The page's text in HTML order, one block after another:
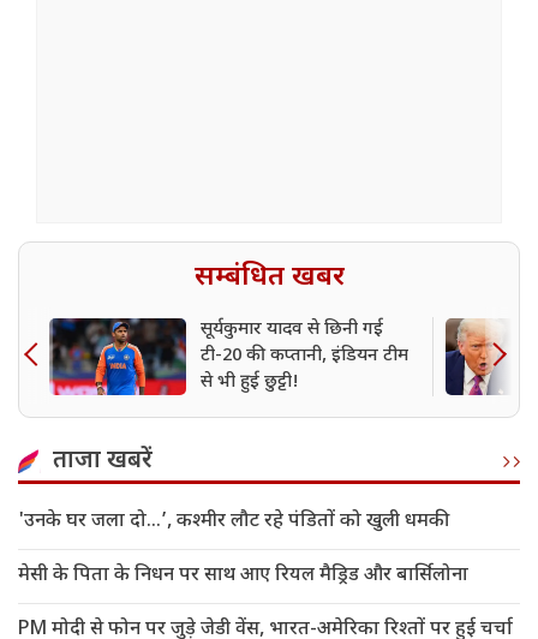
सम्बंधित खबर
सूर्यकुमार यादव से छिनी गई
टी-20 की कप्तानी, इंडियन टीम
से भी हुई छुट्टी!
ताजा खबरें
'उनके घर जला दो…’, कश्मीर लौट रहे पंडितों को खुली धमकी
मेसी के पिता के निधन पर साथ आए रियल मैड्रिड और बार्सिलोना
PM मोदी से फोन पर जुड़े जेडी वेंस, भारत-अमेरिका रिश्तों पर हुई चर्चा